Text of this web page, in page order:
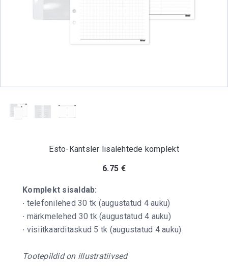
Esto-Kantsler lisalehtede komplekt
6.75 €
Komplekt sisaldab:
· telefonilehed 30 tk (augustatud 4 auku)
· märkmelehed 30 tk (augustatud 4 auku)
· visiitkaarditaskud 5 tk (augustatud 4 auku)
Tootepildid on illustratiivsed